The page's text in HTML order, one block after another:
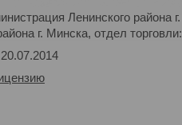
Ленинского
г. Минска, отдел